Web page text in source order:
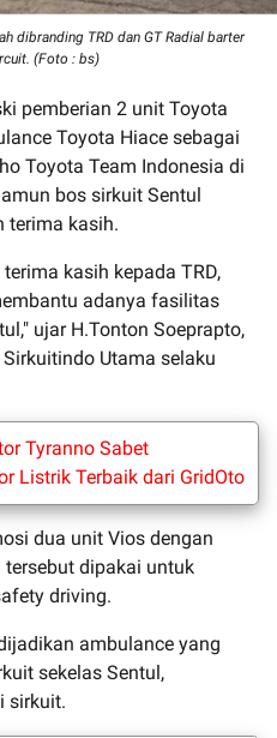
dibranding TRD dan GT Radial barter
(Foto : bs)
pemberian 2 unit Toyota
Toyota Hiace sebagai
Toyota Team Indonesia di
bos sirkuit Sentul
terima kasih.
kasih kepada TRD,
adanya fasilitas
ujar H.Tonton Soeprapto,
Utama selaku
Tyranno Sabet
Listrik Terbaik dari GridOto
dua unit Vios dengan
tersebut dipakai untuk
driving.
ambulance yang
sekelas Sentul,
sirkuit.